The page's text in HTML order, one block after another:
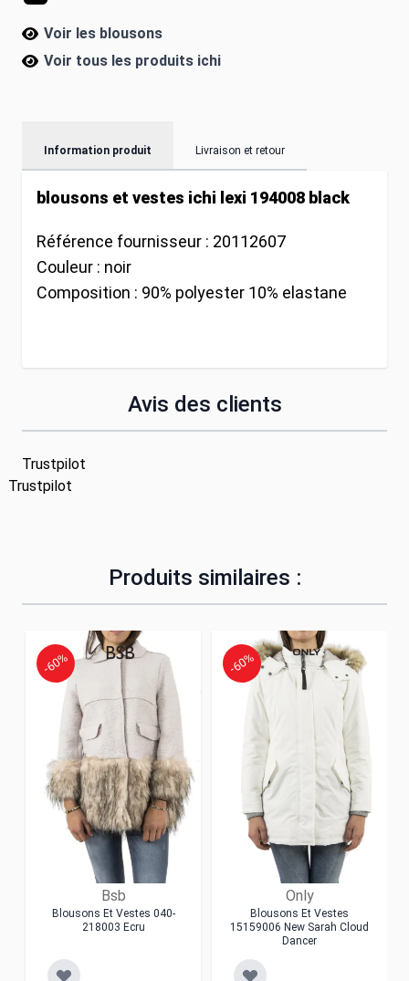
Voir les blousons
Voir tous les produits ichi
Information produit Livraison et retour
blousons et vestes ichi lexi 194008 black
Référence fournisseur : 20112607
Couleur : noir
Composition : 90% polyester 10% elastane
Avis des clients
Trustpilot
Trustpilot
Produits similaires :
Bsb
Blousons Et Vestes 040-
218003 Ecru
-60%
Only
Blousons Et Vestes
15159006 New Sarah Cloud
Dancer
-60%